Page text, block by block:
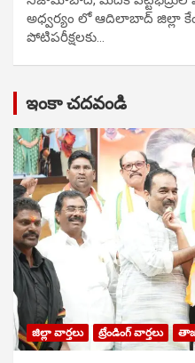
అధ్వర్యం లో ఆదిలాబాద్ జిల్లా
పోటిప‌రీక్ష‌ల‌కు…
ఇంకా చదవండి
జిల్లా వార్తలు ట్రేండింగ్ వార్తలు తాజా